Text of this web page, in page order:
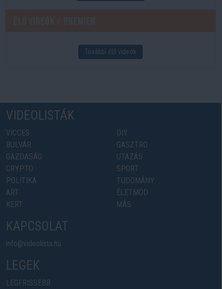
További élő videók
VIDEOLISTÁK
VICCES
BULVÁR
GAZDASÁG
CRYPTO
POLITIKA
ART
KERT
DIY
GASZTRO
UTAZÁS
SPORT
TUDOMÁNY
ÉLETMÓD
MÁS
KAPCSOLAT
info@videolista.hu
LEGEK
LEGFRISSEBB